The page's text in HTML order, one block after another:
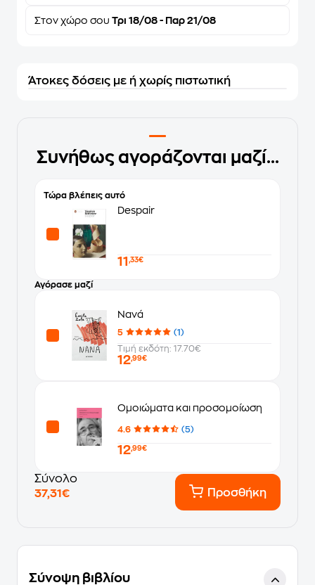
Στον χώρο σου Τρι 18/08 - Παρ 21/08
Άτοκες δόσεις με ή χωρίς πιστωτική
Συνήθως αγοράζονται μαζί...
Τώρα βλέπεις αυτό
Despair
11 ,33€
Αγόρασε μαζί
Νανά
5
(1)
Τιμή εκδότη: 17.70€
12,99€
Ομοιώματα και προσομοίωση
4.6 (5)
12,99€
Σύνολο
37,31€
Προσθήκη
Σύνοψη βιβλίου